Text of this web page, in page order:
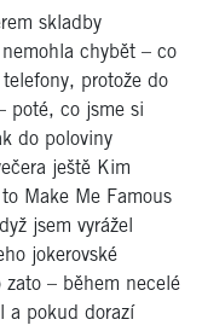
skladby
chybět – co
protože do
poté, co jsme si
do poloviny
ještě Kim
Make Me Famous
jsem vyrážel
jokerovské
– během necelé
a pokud dorazí